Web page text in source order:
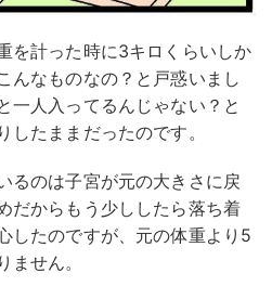
を計った時に3キロくらいしか
んなものなの？と戸惑いまし
一人入ってるんじゃない？と
たままだったのです。
るのは子宮が元の大きさに戻
だからもう少ししたら落ち着
したのですが、元の体重より5
ません。